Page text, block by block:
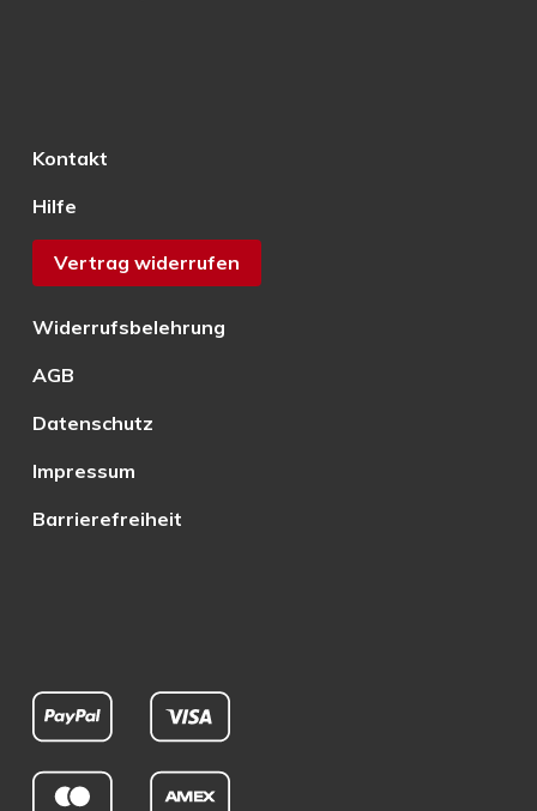
Kontakt
Hilfe
Vertrag widerrufen
Widerrufsbelehrung
AGB
Datenschutz
Impressum
Barrierefreiheit